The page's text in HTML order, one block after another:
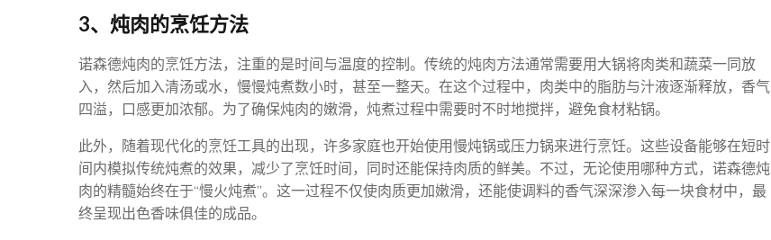
3、炖肉的烹饪方法
诺森德炖肉的烹饪方法，注重的是时间与温度的控制。传统的炖肉方法通常需要用大锅将肉类和蔬菜一同放
入，然后加入清汤或水，慢慢炖煮数小时，甚至一整天。在这个过程中，肉类中的脂肪与汁液逐渐释放，香气
四溢，口感更加浓郁。为了确保炖肉的嫩滑，炖煮过程中需要时不时地搅拌，避免食材粘锅。
此外，随着现代化的烹饪工具的出现，许多家庭也开始使用慢炖锅或压力锅来进行烹饪。这些设备能够在短时
间内模拟传统炖煮的效果，减少了烹饪时间，同时还能保持肉质的鲜美。不过，无论使用哪种方式，诺森德炖
肉的精髓始终在于“慢火炖煮”。这一过程不仅使肉质更加嫩滑，还能使调料的香气深深渗入每一块食材中，最
终呈现出色香味俱佳的成品。